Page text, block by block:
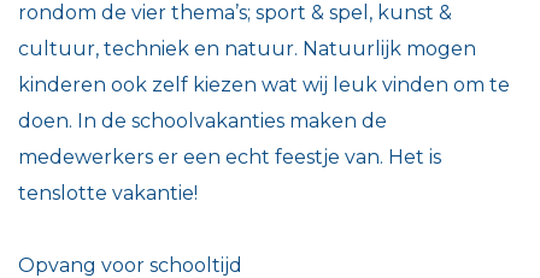
rondom de vier thema’s; sport & spel, kunst &
cultuur, techniek en natuur. Natuurlijk mogen
kinderen ook zelf kiezen wat wij leuk vinden om te
doen. In de schoolvakanties maken de
medewerkers er een echt feestje van. Het is
tenslotte vakantie!
Opvang voor schooltijd